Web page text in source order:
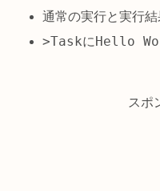
通常の実行と実行
>Taskに Hello
スポ